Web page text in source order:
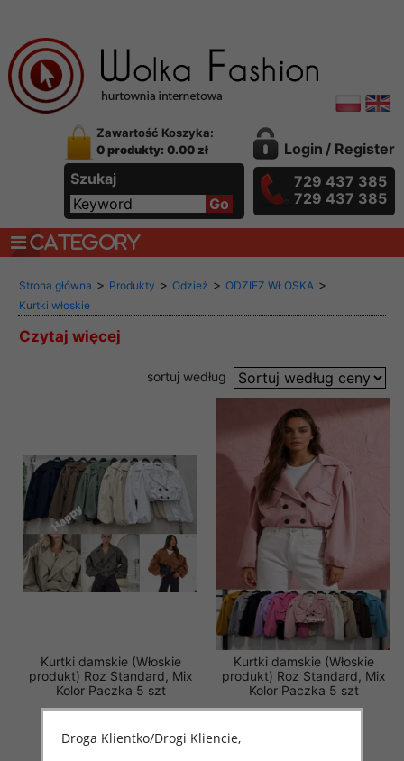
Zawartość Koszyka:
0 produkty: 0.00 zł
Szukaj
Login / Register
729 437 385
729 437 385
CATEGORY
Strona główna > Produkty > Odzież > ODZIEŻ WŁOSKA >
Kurtki włoskie
Czytaj więcej
sortuj według
Kurtki damskie (Włoskie
produkt) Roz Standard, Mix
Kolor Paczka 5 szt
szczegóły
Kurtki damskie (Włoskie
produkt) Roz Standard, Mix
Kolor Paczka 5 szt
Droga Klientko/Drogi Kliencie,